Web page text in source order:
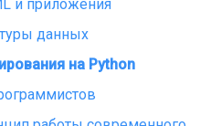
и приложения
данных
на Python